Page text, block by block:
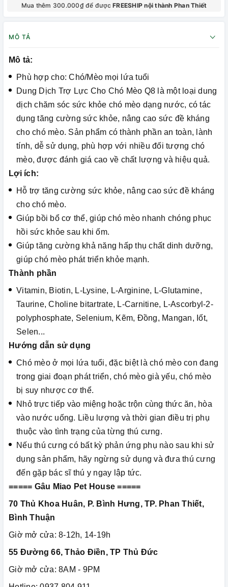
Mua thêm 300.000₫ để đượcFREESHIP nội thành Phan Thiết
MÔ TẢ
Mô tả:
Phù hợp cho: Chó/Mèo mọi lứa tuổi
Dung Dịch Trợ Lực Cho Chó Mèo Q8 là một loại dung
dịch chăm sóc sức khỏe chó mèo dạng nước, có tác
dụng tăng cường sức khỏe, nâng cao sức đề kháng
cho chó mèo. Sản phẩm có thành phần an toàn, lành
tính, dễ sử dụng, phù hợp với nhiều đối tượng chó
mèo, được đánh giá cao về chất lượng và hiệu quả.
Lợi ích:
Hỗ trợ tăng cường sức khỏe, nâng cao sức đề kháng
cho chó mèo.
Giúp bồi bổ cơ thể, giúp chó mèo nhanh chóng phục
hồi sức khỏe sau khi ốm.
Giúp tăng cường khả năng hấp thụ chất dinh dưỡng,
giúp chó mèo phát triển khỏe mạnh.
Thành phần
Vitamin, Biotin, L-Lysine, L-Arginine, L-Glutamine,
Taurine, Choline bitartrate, L-Carnitine, L-Ascorbyl-2-
polyphosphate, Selenium, Kẽm, Đồng, Mangan, Iốt,
Selen...
Hướng dẫn sử dụng
Chó mèo ở mọi lứa tuổi, đặc biệt là chó mèo con đang
trong giai đoạn phát triển, chó mèo già yếu, chó mèo
bị suy nhược cơ thể.
Nhỏ trực tiếp vào miệng hoặc trộn cùng thức ăn, hòa
vào nước uống. Liều lượng và thời gian điều trị phụ
thuộc vào tình trạng của từng thú cưng.
Nếu thú cưng có bất kỳ phản ứng phụ nào sau khi sử
dụng sản phẩm, hãy ngừng sử dụng và đưa thú cưng
đến gặp bác sĩ thú y ngay lập tức.
===== Gâu Miao Pet House =====
70 Thủ Khoa Huân, P. Bình Hưng, TP. Phan Thiết,
Bình Thuận
Giờ mở cửa: 8-12h, 14-19h
55 Đường 66, Thảo Điền, TP Thủ Đức
Giờ mở cửa: 8AM - 9PM